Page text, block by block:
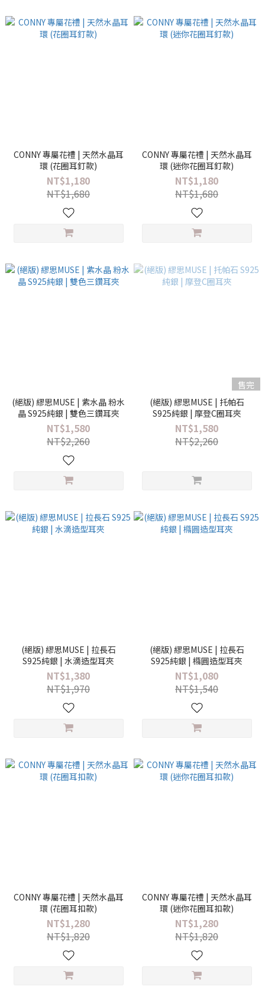
CONNY 專屬花禮 | 天然水晶耳
環 (花圈耳釘款)
NT$1,180
NT$1,680
CONNY 專屬花禮 | 天然水晶耳
環 (迷你花圈耳釘款)
NT$1,180
NT$1,680
(絕版) 繆思MUSE | 紫水晶 粉水
晶 S925純銀 | 雙色三鑽耳夾
NT$1,580
NT$2,260
售完
(絕版) 繆思MUSE | 托帕石
S925純銀 | 摩登C圈耳夾
NT$1,580
NT$2,260
(絕版) 繆思MUSE | 拉長石
S925純銀 | 水滴造型耳夾
NT$1,380
NT$1,970
(絕版) 繆思MUSE | 拉長石
S925純銀 | 橢圓造型耳夾
NT$1,080
NT$1,540
CONNY 專屬花禮 | 天然水晶耳
環 (花圈耳扣款)
NT$1,280
NT$1,820
CONNY 專屬花禮 | 天然水晶耳
環 (迷你花圈耳扣款)
NT$1,280
NT$1,820